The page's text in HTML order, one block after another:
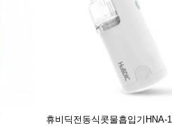
휴비딕전동식콧물흡입기HNA-